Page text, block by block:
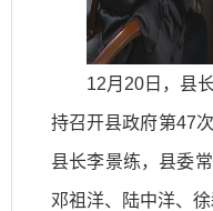
12月20日，县
持召开县政府第47
县长李景练，县委
邓祖洋、陆中洋、徐